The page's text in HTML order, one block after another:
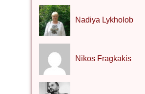
Nadiya Lykholob
Nikos Fragkakis